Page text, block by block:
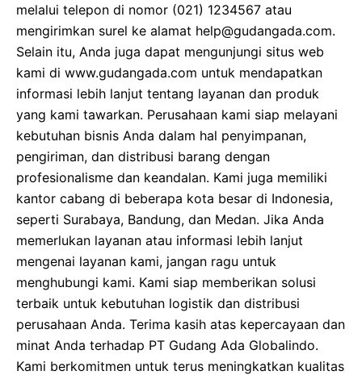
melalui telepon di nomor (021) 1234567 atau
mengirimkan surel ke alamat help@gudangada.com.
Selain itu, Anda juga dapat mengunjungi situs web
kami di www.gudangada.com untuk mendapatkan
informasi lebih lanjut tentang layanan dan produk
yang kami tawarkan. Perusahaan kami siap melayani
kebutuhan bisnis Anda dalam hal penyimpanan,
pengiriman, dan distribusi barang dengan
profesionalisme dan keandalan. Kami juga memiliki
kantor cabang di beberapa kota besar di Indonesia,
seperti Surabaya, Bandung, dan Medan. Jika Anda
memerlukan layanan atau informasi lebih lanjut
mengenai layanan kami, jangan ragu untuk
menghubungi kami. Kami siap memberikan solusi
terbaik untuk kebutuhan logistik dan distribusi
perusahaan Anda. Terima kasih atas kepercayaan dan
minat Anda terhadap PT Gudang Ada Globalindo.
Kami berkomitmen untuk terus meningkatkan kualitas